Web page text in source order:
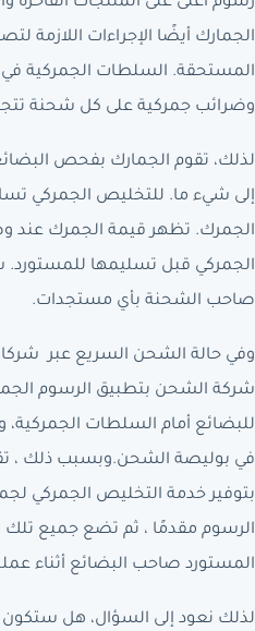
الجمارك أيضًا الإجراءات اللازمة
المستحقة. السلطات الجمركية
وضرائب جمركية على كل شحنة
لذلك، تقوم الجمارك بفحص
إلى شيء ما. للتخليص الجمركي
الجمرك. تظهر قيمة الجمرك عند
الجمركي قبل تسليمها للمستورد.
صاحب الشحنة بأي مستجدات.
وفي حالة الشحن السريع عبر
شركة الشحن بتطبيق الرسوم
للبضائع أمام السلطات
في بوليصة الشحن.وبسبب ذلك ،
بتوفير خدمة التخليص الجمركي
الرسوم مقدمًا ، ثم تضع جميع تلك
المستورد صاحب البضائع أثناء
لذلك نعود إلى السؤال، هل